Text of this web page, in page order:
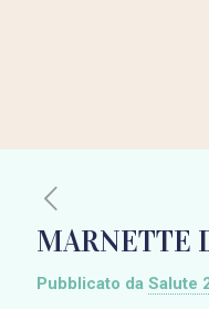
MARNETTE
Pubblicato da Salute